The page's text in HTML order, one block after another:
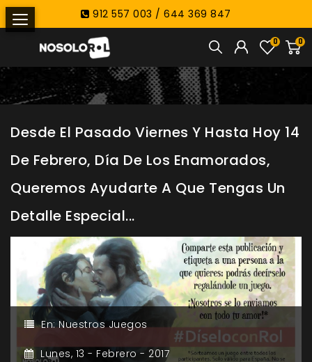
912 557 003 / 644 369 847
0
0
Desde El Pasado Viernes Y Hasta Hoy 14
De Febrero, Día De Los Enamorados,
Queremos Ayudarte A Que Tengas Un
Detalle Especial...
En:Nuestros Juegos
Lunes, 13 - Febrero - 2017